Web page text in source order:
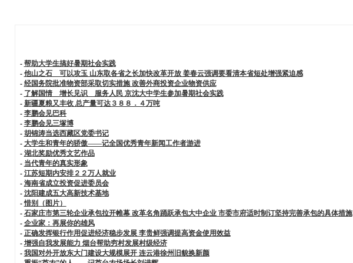
- 帮助大学生搞好暑期社会实践
- 他山之石 可以攻玉 山东取各省之长加快改革开放 姜春云强调要看清本省短处增强紧迫感
- 经国务院批准物资部采取切实措施 改善外商投资企业物资供应
- 了解国情 增长见识 服务人民 京沈大中学生参加暑期社会实践
- 新疆夏粮又丰收 总产量可达３８８．４万吨
- 李鹏会见巴科
- 李鹏会见三塚博
- 胡锦涛当选西藏区党委书记
- 大学生和青年的骄傲——记全国优秀青年新闻工作者游进
- 湖北奖励优秀文艺作品
- 当代青年的真实形象
- 江苏短期内安排２２万人就业
- 海南省成立投资促进委员会
- 沈阳建成五大高新技术基地
-惜别（图片）
- 石家庄市第三轮企业承包拉开帷幕 改革名角踊跃承包大中企业 市委市府适时制订坚持完善承包的具体措施
- 企业家：再展你的雄风
- 正确发挥银行作用促进经济稳步发展 李贵鲜强调提高资金使用效益
- 增强自我发展能力 烟台帮助穷村发展村级经济
- 我国对外开放东大门建设大规模展开 连云港徐州旧貌换新颜